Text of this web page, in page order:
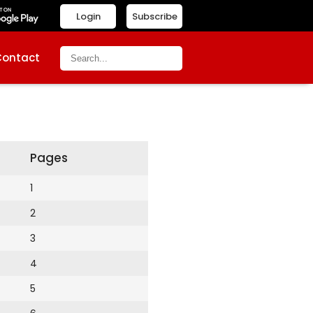
Subscribe
Login
Pages
1
2
3
4
5